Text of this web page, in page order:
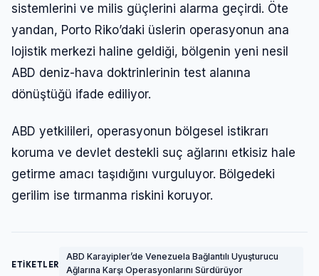
sistemlerini ve milis güçlerini alarma geçirdi. Öte
yandan, Porto Riko’daki üslerin operasyonun ana
lojistik merkezi haline geldiği, bölgenin yeni nesil
ABD deniz-hava doktrinlerinin test alanına
dönüştüğü ifade ediliyor.
ABD yetkilileri, operasyonun bölgesel istikrarı
koruma ve devlet destekli suç ağlarını etkisiz hale
getirme amacı taşıdığını vurguluyor. Bölgedeki
gerilim ise tırmanma riskini koruyor.
ETİKETLER
ABD Karayipler’de Venezuela Bağlantılı Uyuşturucu
Ağlarına Karşı Operasyonlarını Sürdürüyor